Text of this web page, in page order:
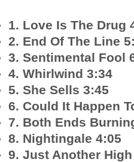
1. Love Is The Drug
2. End Of The Line
3. Sentimental Fool
4. Whirlwind 3:34
5. She Sells 3:45
6. Could It Happen
7. Both Ends
8. Nightingale 4:05
9. Just Another High